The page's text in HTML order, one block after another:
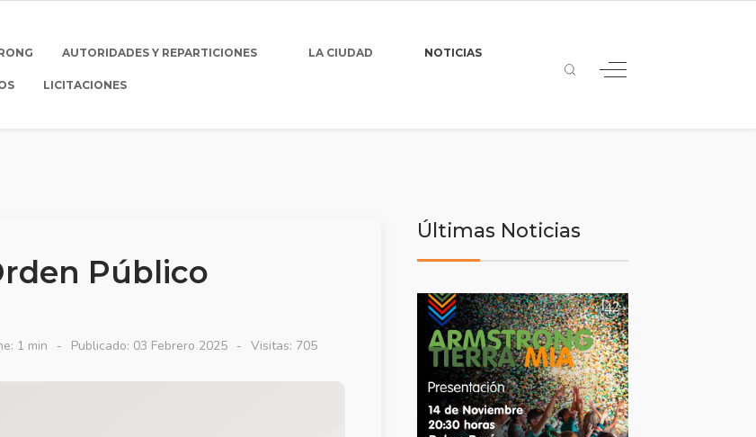
AUTORIDADES Y REPARTICIONES LA CIUDAD NOTICIAS
LICITACIONES
Público
1 min Publicado: 03 Febrero 2025 Visitas: 705
Últimas Noticias